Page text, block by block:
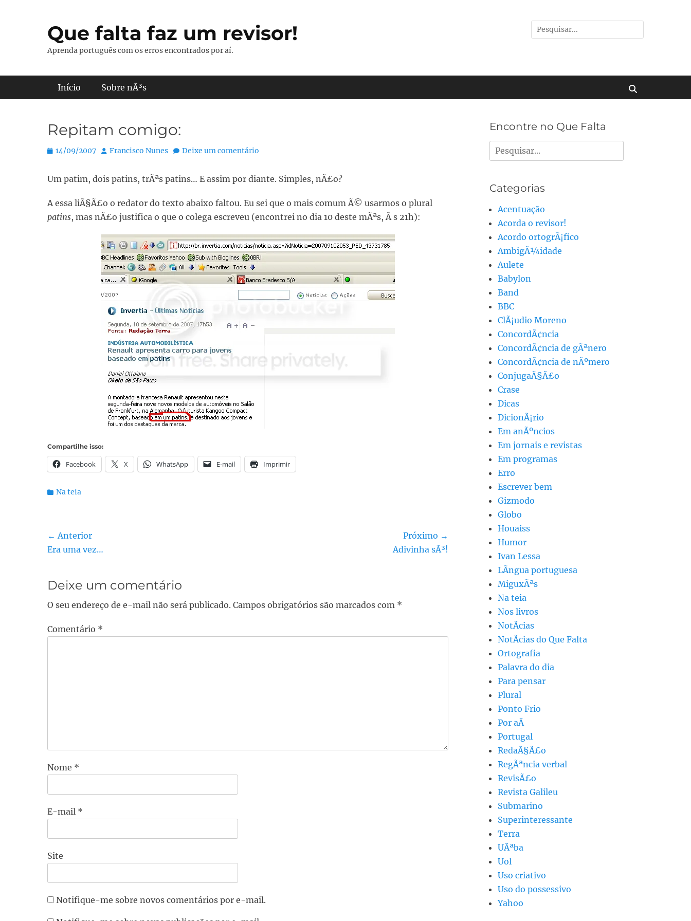
Que falta faz um revisor!
Aprenda português com os erros encontrados por aí.
Pesquisar
por:
Menu principal
Início Sobre nÃ³s
Repitam comigo:
Posted
14/09/2007 Autor:
Francisco Nunes Deixe um comentário
Um patim, dois patins, trÃªs patins… E assim por diante. Simples, nÃ£o?
A essa liÃ§Ã£o o redator do texto abaixo faltou. Eu sei que o mais comum Ã© usarmos o plural
patins, mas nÃ£o justifica o que o colega escreveu (encontrei no dia 10 deste mÃªs, Ã s 21h):
Compartilhe isso:
Facebook X WhatsApp E-mail Imprimir
Categorias:
Na teia
Navegação
de
← Anterior
Post
Era uma vez…
Próximo →
Adivinha sÃ³!
Deixe um comentário
O seu endereço de e-mail não será publicado. Campos obrigatórios são marcados com *
Comentário *
Nome *
E-mail *
Site
Notifique-me sobre novos comentários por e-mail.
Encontre no Que Falta
Pesquisar
por:
Categorias
Acentuação
Acorda o revisor!
Acordo ortogrÃ¡fico
AmbigÃ¼idade
Aulete
Babylon
Band
BBC
ClÃ¡udio Moreno
ConcordÃ¢ncia
ConcordÃ¢ncia de gÃªnero
ConcordÃ¢ncia de nÃºmero
ConjugaÃ§Ã£o
Crase
Dicas
DicionÃ¡rio
Em anÃºncios
Em jornais e revistas
Em programas
Erro
Escrever bem
Gizmodo
Globo
Houaiss
Humor
Ivan Lessa
LÃ­ngua portuguesa
MiguxÃªs
Na teia
Nos livros
NotÃ­cias
NotÃ­cias do Que Falta
Ortografia
Palavra do dia
Para pensar
Plural
Ponto Frio
Por aÃ­
Portugal
RedaÃ§Ã£o
RegÃªncia verbal
RevisÃ£o
Revista Galileu
Submarino
Superinteressante
Terra
UÃªba
Uol
Uso criativo
Uso do possessivo
Yahoo